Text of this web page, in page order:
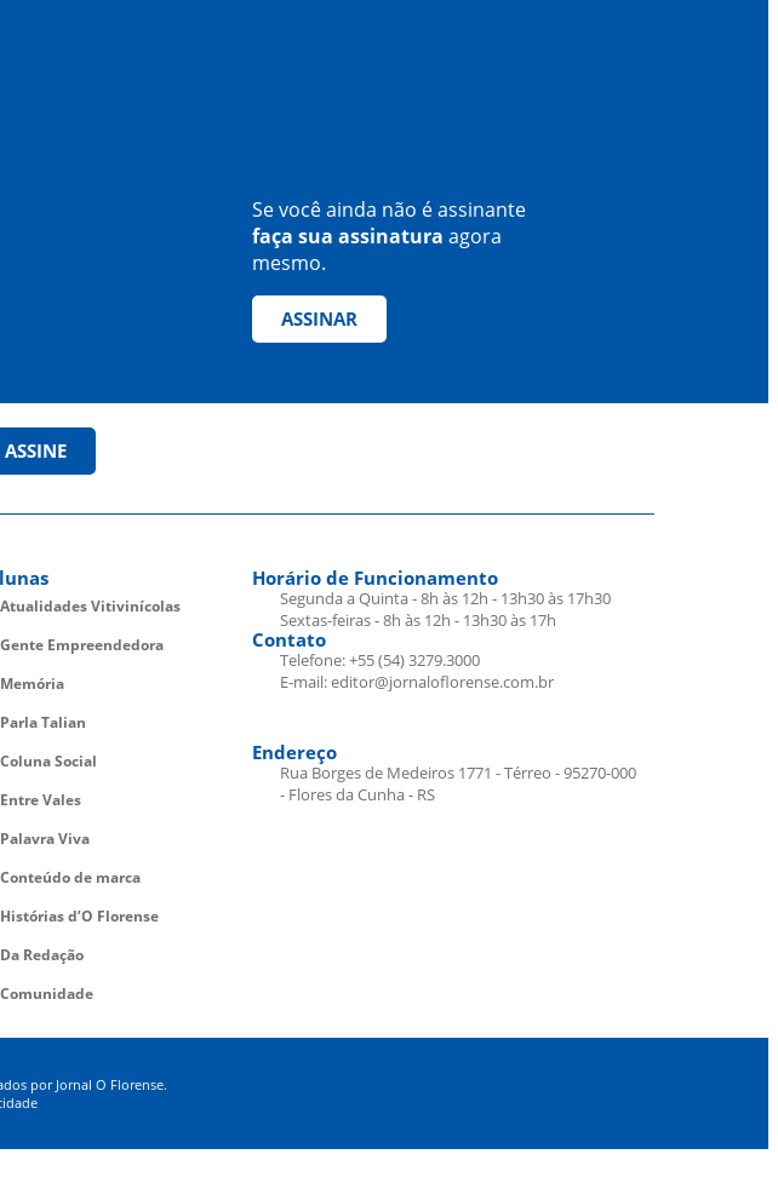
Se você ainda não é assinante
faça sua assinatura agora
mesmo.
ASSINAR
ASSINE
Atualidades Vitivinícolas
Gente Empreendedora
Memória
Parla Talian
Coluna Social
Entre Vales
Palavra Viva
Conteúdo de marca
Histórias d’O Florense
Da Redação
Comunidade
Horário de Funcionamento
Segunda a Quinta - 8h às 12h - 13h30 às 17h30
Sextas-feiras - 8h às 12h - 13h30 às 17h
Contato
Telefone: +55 (54) 3279.3000
E-mail: editor@jornaloflorense.com.br
Endereço
Rua Borges de Medeiros 1771 - Térreo - 95270-000
- Flores da Cunha - RS
por Jornal O Florense.